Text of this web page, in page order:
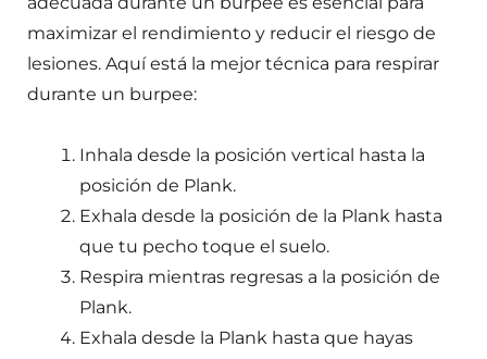
maximizar el rendimiento y reducir el riesgo de
lesiones. Aquí está la mejor técnica para respirar
durante un burpee:
Inhala desde la posición vertical hasta la
posición de Plank.
Exhala desde la posición de la Plank hasta
que tu pecho toque el suelo.
Respira mientras regresas a la posición de
Plank.
Exhala desde la Plank hasta que hayas